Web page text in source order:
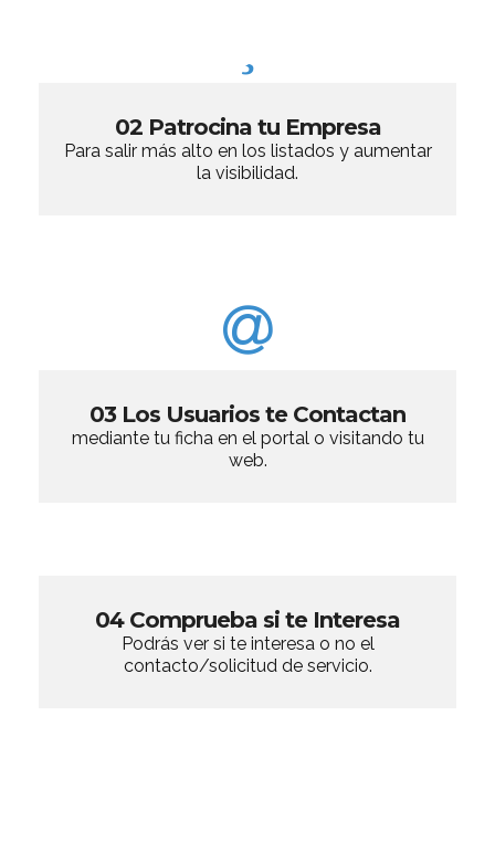
02 Patrocina tu Empresa
Para salir más alto en los listados y aumentar
la visibilidad.
03 Los Usuarios te Contactan
mediante tu ficha en el portal o visitando tu
web.
04 Comprueba si te Interesa
Podrás ver si te interesa o no el
contacto/solicitud de servicio.